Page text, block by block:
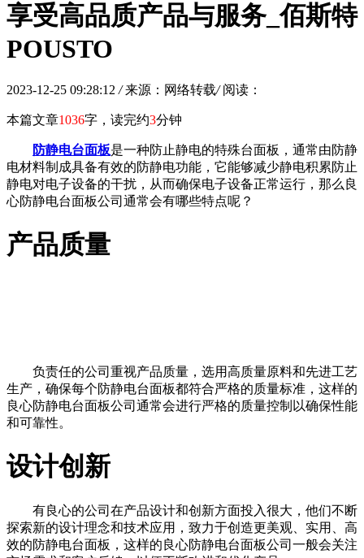
享受高品质产品与服务_佰斯特
POUSTO
2023-12-25 09:28:12 / 来源：网络转载/ 阅读：
本篇文章1036字，读完约3分钟
防静电台面板是一种防止静电的特殊台面板，通常由防静
电材料制成具备有效的防静电功能，它能够减少静电积累防止
静电对电子设备的干扰，从而确保电子设备正常运行，那么良
心防静电台面板公司通常会有哪些特点呢？
产品质量
负责任的公司重视产品质量，选用高质量原料和先进工艺
生产，确保每个防静电台面板都符合严格的质量标准，这样的
良心防静电台面板公司通常会进行严格的质量控制以确保性能
和可靠性。
设计创新
有良心的公司在产品设计和创新方面投入很大，他们不断
探索新的设计理念和技术应用，致力于创造更美观、实用、高
效的防静电台面板，这样的良心防静电台面板公司一般会关注